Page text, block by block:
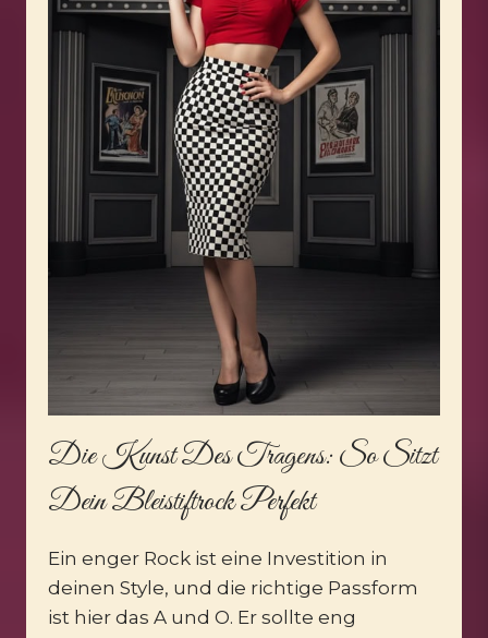
Die Kunst Des Tragens: So Sitzt
Dein Bleistiftrock Perfekt
Ein enger Rock ist eine Investition in
deinen Style, und die richtige Passform
ist hier das A und O. Er sollte eng